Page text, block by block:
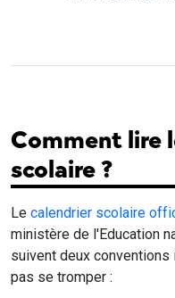
Comment lire
scolaire ?
Le calendrier scolaire
ministère de l'Education
suivent deux conventions
pas se tromper :